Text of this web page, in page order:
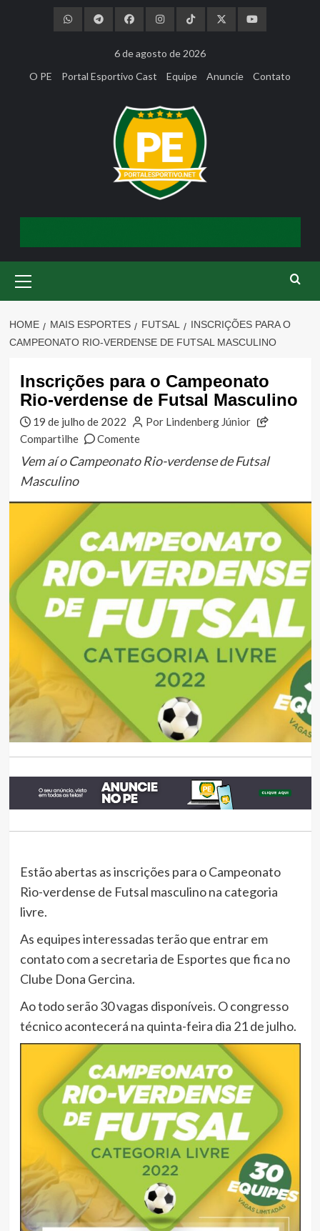
6 de agosto de 2026
O PE
Portal Esportivo Cast Equipe Anuncie Contato
Menu
HOME MAIS ESPORTES FUTSAL
INSCRIÇÕES PARA O
CAMPEONATO RIO-VERDENSE DE FUTSAL MASCULINO
Inscrições para o Campeonato
Rio-verdense de Futsal Masculino
19 de julho de 2022
Por Lindenberg Júnior
Compartilhe
Comente
Vem aí o Campeonato Rio-verdense de Futsal
Masculino
Estão abertas as inscrições para o Campeonato
Rio-verdense de Futsal masculino na categoria
livre.
As equipes interessadas terão que entrar em
contato com a secretaria de Esportes que fica no
Clube Dona Gercina.
Ao todo serão 30 vagas disponíveis. O congresso
técnico acontecerá na quinta-feira dia 21 de julho.